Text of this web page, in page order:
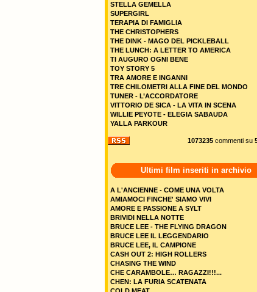
STELLA GEMELLA
SUPERGIRL
TERAPIA DI FAMIGLIA
THE CHRISTOPHERS
THE DINK - MAGO DEL PICKLEBALL
THE LUNCH: A LETTER TO AMERICA
TI AUGURO OGNI BENE
TOY STORY 5
TRA AMORE E INGANNI
TRE CHILOMETRI ALLA FINE DEL MONDO
TUNER - L’ACCORDATORE
VITTORIO DE SICA - LA VITA IN SCENA
WILLIE PEYOTE - ELEGIA SABAUDA
YALLA PARKOUR
1073235 commenti su
Ultimi film inseriti in archivio
A L'ANCIENNE - COME UNA VOLTA
AMIAMOCI FINCHE' SIAMO VIVI
AMORE E PASSIONE A SYLT
BRIVIDI NELLA NOTTE
BRUCE LEE - THE FLYING DRAGON
BRUCE LEE IL LEGGENDARIO
BRUCE LEE, IL CAMPIONE
CASH OUT 2: HIGH ROLLERS
CHASING THE WIND
CHE CARAMBOLE… RAGAZZI!!!...
CHEN: LA FURIA SCATENATA